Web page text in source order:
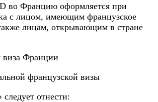
во Францию оформляется при
с лицом, имеющим французское
лицам, открывающим в стране
французской визы
отнести: